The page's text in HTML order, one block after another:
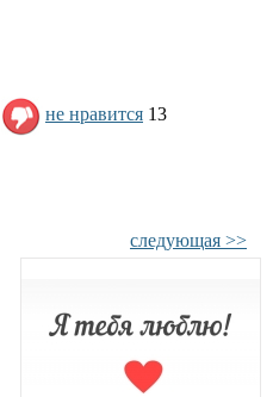
не нравится 13
следующая >>